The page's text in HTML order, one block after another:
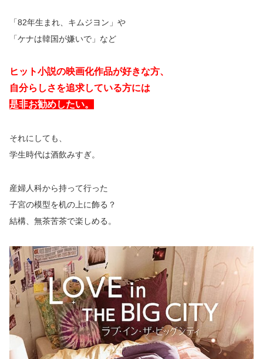
「82年生まれ、キムジヨン」や
「ケナは韓国が嫌いで」など
ヒット小説の映画化作品が好きな方、
自分らしさを追求している方には
是非お勧めしたい。
それにしても、
学生時代は酒飲みすぎ。
産婦人科から持って行った
子宮の模型を机の上に飾る？
結構、無茶苦茶で楽しめる。